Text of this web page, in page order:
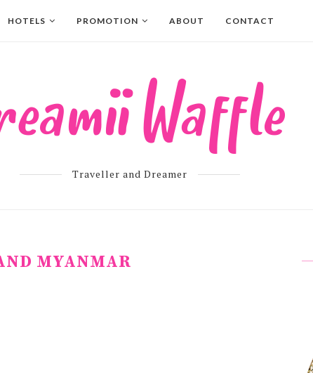
HOTELS PROMOTION ABOUT CONTACT
Traveller and Dreamer
MYANMAR